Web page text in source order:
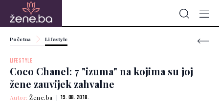
Početna Lifestyle
LIFESTYLE
Coco Chanel: 7 "izuma" na kojima su joj
žene zauvijek zahvalne
Autor:Žene.ba 19. 08. 2018.